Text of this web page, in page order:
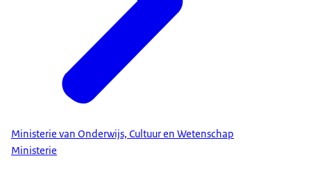
Ministerie van Onderwijs, Cultuur en Wetenschap
Ministerie